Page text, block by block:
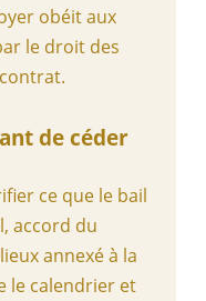
obéit aux
le droit des
de céder
ce que le bail
accord du
annexé à la
le calendrier et